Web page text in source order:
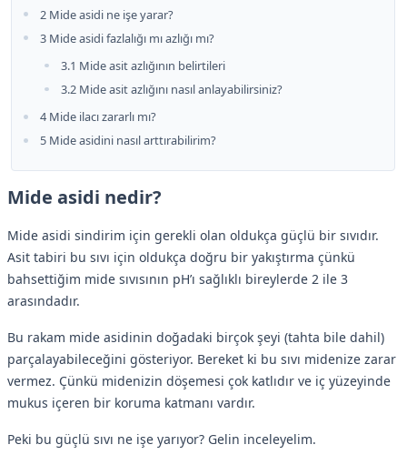
2 Mide asidi ne işe yarar?
3 Mide asidi fazlalığı mı azlığı mı?
3.1 Mide asit azlığının belirtileri
3.2 Mide asit azlığını nasıl anlayabilirsiniz?
4 Mide ilacı zararlı mı?
5 Mide asidini nasıl arttırabilirim?
Mide asidi nedir?
Mide asidi sindirim için gerekli olan oldukça güçlü bir sıvıdır.
Asit tabiri bu sıvı için oldukça doğru bir yakıştırma çünkü
bahsettiğim mide sıvısının pH’ı sağlıklı bireylerde 2 ile 3
arasındadır.
Bu rakam mide asidinin doğadaki birçok şeyi (tahta bile dahil)
parçalayabileceğini gösteriyor. Bereket ki bu sıvı midenize zarar
vermez. Çünkü midenizin döşemesi çok katlıdır ve iç yüzeyinde
mukus içeren bir koruma katmanı vardır.
Peki bu güçlü sıvı ne işe yarıyor? Gelin inceleyelim.